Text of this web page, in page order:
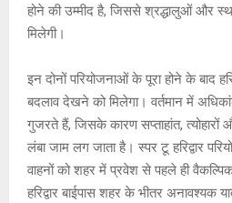
होने की उम्मीद है, जिससे श्रद्धालुओं और
मिलेगी।
इन दोनों परियोजनाओं के पूरा होने के बाद
बदलाव देखने को मिलेगा। वर्तमान में
गुजरते हैं, जिसके कारण सप्ताहांत, त्योहारों
लंबा जाम लग जाता है। स्पर टू हरिद्वार
वाहनों को शहर में प्रवेश से पहले ही
हरिद्वार बाईपास शहर के भीतर अनावश्यक